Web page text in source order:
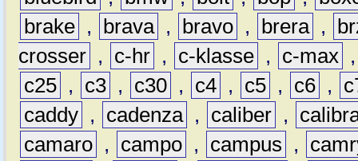
brake , brava , bravo , brera ,
crosser , c-hr , c-klasse , c-max
c25 , c3 , c30 , c4 , c5 , c6 ,
caddy , cadenza , caliber ,
camaro , campo , campus ,